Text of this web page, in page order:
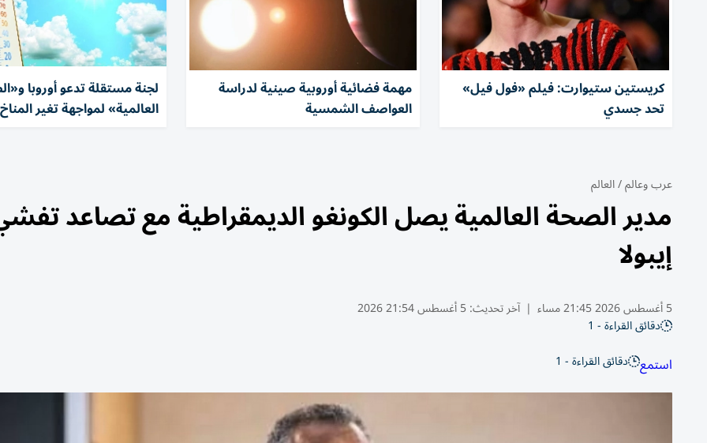
كريستين ستيوارت: فيلم «فول فيل»
تحد جسدي
مهمة فضائية أوروبية صينية لدراسة
العواصف الشمسية
لجنة مستقلة تدعو أوروبا
العالمية» لمواجهة تغير المناخ
عرب وعالم/العالم
مدير الصحة العالمية يصل الكونغو الديمقراطية مع تصاعد
إيبولا
5 أغسطس 2026 21:45 مساء | آخر تحديث:5 أغسطس 21:54 2026
دقائق القراءة - 1
استمع دقائق القراءة - 1